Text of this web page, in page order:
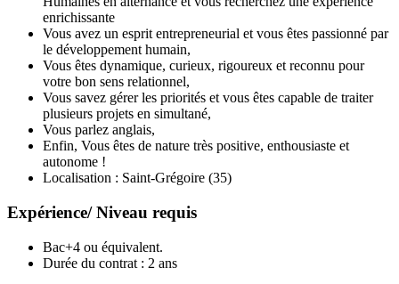
enrichissante
Vous avez un esprit entrepreneurial et vous êtes passionné par
le développement humain,
Vous êtes dynamique, curieux, rigoureux et reconnu pour
votre bon sens relationnel,
Vous savez gérer les priorités et vous êtes capable de traiter
plusieurs projets en simultané,
Vous parlez anglais,
Enfin, Vous êtes de nature très positive, enthousiaste et
autonome !
Localisation : Saint-Grégoire (35)
Expérience/ Niveau requis
Bac+4 ou équivalent.
Durée du contrat : 2 ans